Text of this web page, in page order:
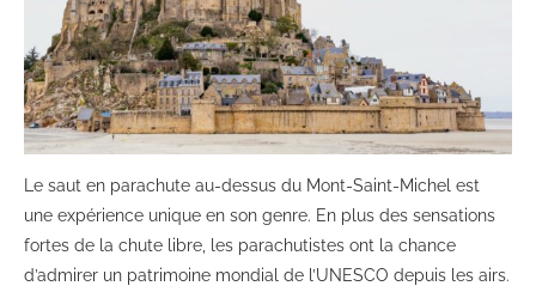
Le saut en parachute au-dessus du Mont-Saint-Michel est
une expérience unique en son genre. En plus des sensations
fortes de la chute libre, les parachutistes ont la chance
d’admirer un patrimoine mondial de l’UNESCO depuis les airs.